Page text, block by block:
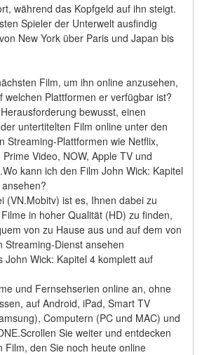
während das Kopfgeld auf ihn steigt.
Spieler der Unterwelt ausfindig
New York über Paris und Japan bis
Film, um ihn online anzusehen,
welchen Plattformen er verfügbar ist?
bewusst, einen
untertitelten Film online unter den
Streaming-Plattformen wie Netflix,
Video, NOW, Apple TV und
kann ich den Film John Wick: Kapitel
(VN.Mobitv) ist es, Ihnen dabei zu
in hoher Qualität (HD) zu finden,
von zu Hause aus und auf dem von
Streaming-Dienst ansehen
John Wick: Kapitel 4 komplett auf
und Fernsehserien online an, ohne
auf Android, iPad, Smart TV
Computern (PC und MAC) und
Sie weiter und entdecken
Film, den Sie noch heute online